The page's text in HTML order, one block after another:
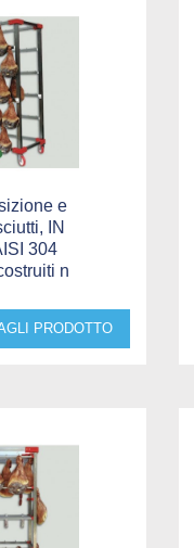
e
IN
304
n
PRODOTTO